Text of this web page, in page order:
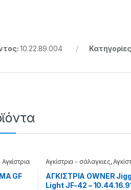
10.22.89.004
, Αγκίστρια
GF
Αγκίστρια - σάλαγκιες,
σε φάκελα
ΑΓΚΙΣΤΡΙΑ OWNER
Light JF-42 –